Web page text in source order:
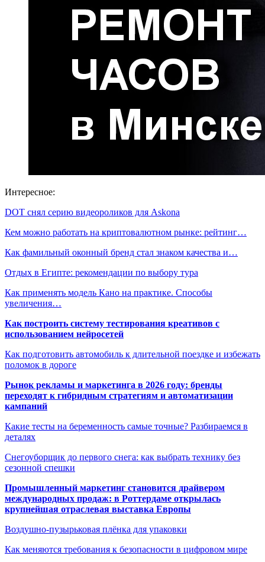
Интересное:
DOT снял серию видеороликов для Askona
Кем можно работать на криптовалютном рынке: рейтинг…
Как фамильный оконный бренд стал знаком качества и…
Отдых в Египте: рекомендации по выбору тура
Как применять модель Кано на практике. Способы
увеличения…
Как построить систему тестирования креативов с
использованием нейросетей
Как подготовить автомобиль к длительной поездке и избежать
поломок в дороге
Рынок рекламы и маркетинга в 2026 году: бренды
переходят к гибридным стратегиям и автоматизации
кампаний
Какие тесты на беременность самые точные? Разбираемся в
деталях
Снегоуборщик до первого снега: как выбрать технику без
сезонной спешки
Промышленный маркетинг становится драйвером
международных продаж: в Роттердаме открылась
крупнейшая отраслевая выставка Европы
Воздушно-пузырьковая плёнка для упаковки
Как меняются требования к безопасности в цифровом мире